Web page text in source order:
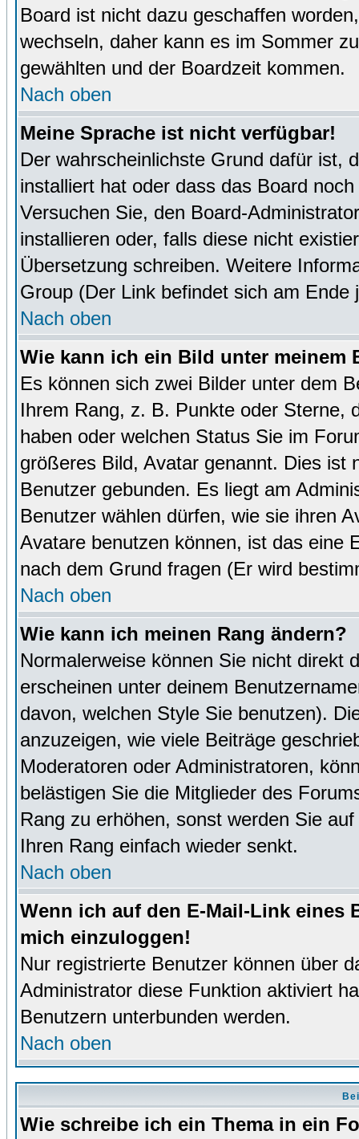
Board ist nicht dazu geschaffen
wechseln, daher kann es im Sommer
gewählten und der Boardzeit kommen.
Nach oben
Meine Sprache ist nicht verfügbar!
Der wahrscheinlichste Grund dafür ist,
installiert hat oder dass das Board
Versuchen Sie, den Board-
installieren oder, falls diese nicht
Übersetzung schreiben. Weitere
Group (Der Link befindet sich am Ende
Nach oben
Wie kann ich ein Bild unter meinem
Es können sich zwei Bilder unter dem
Ihrem Rang, z. B. Punkte oder Sterne,
haben oder welchen Status Sie im
größeres Bild, Avatar genannt. Dies ist
Benutzer gebunden. Es liegt am
Benutzer wählen dürfen, wie sie ihren
Avatare benutzen können, ist das eine
nach dem Grund fragen (Er wird
Nach oben
Wie kann ich meinen Rang ändern?
Normalerweise können Sie nicht direkt
erscheinen unter deinem
davon, welchen Style Sie benutzen).
anzuzeigen, wie viele Beiträge
Moderatoren oder Administratoren,
belästigen Sie die Mitglieder des
Rang zu erhöhen, sonst werden Sie
Ihren Rang einfach wieder senkt.
Nach oben
Wenn ich auf den E-Mail-Link eines
mich einzuloggen!
Nur registrierte Benutzer können über
Administrator diese Funktion aktiviert
Benutzern unterbunden werden.
Nach oben
Wie schreibe ich ein Thema in ein